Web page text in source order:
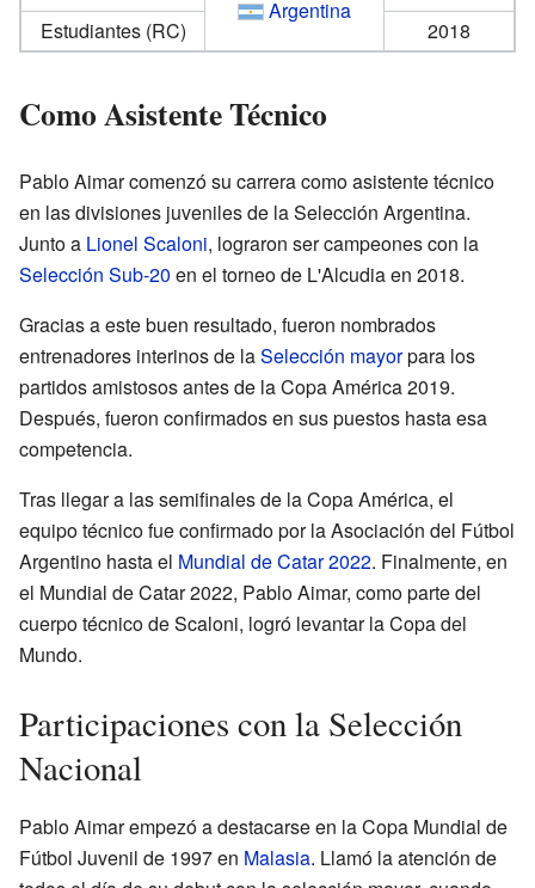
Argentina
Estudiantes (RC)
2018
Como Asistente Técnico
Pablo Aimar comenzó su carrera como asistente técnico
en las divisiones juveniles de la Selección Argentina.
Junto a Lionel Scaloni, lograron ser campeones con la
Selección Sub-20 en el torneo de L'Alcudia en 2018.
Gracias a este buen resultado, fueron nombrados
entrenadores interinos de laSelección mayorpara los
partidos amistosos antes de la Copa América 2019.
Después, fueron confirmados en sus puestos hasta esa
competencia.
Tras llegar a las semifinales de la Copa América, el
equipo técnico fue confirmado por la Asociación del Fútbol
Argentino hasta el Mundial de Catar 2022. Finalmente, en
el Mundial de Catar 2022, Pablo Aimar, como parte del
cuerpo técnico de Scaloni, logró levantar la Copa del
Mundo.
Participaciones con la Selección
Nacional
Pablo Aimar empezó a destacarse en la Copa Mundial de
Fútbol Juvenil de 1997 en Malasia. Llamó la atención de